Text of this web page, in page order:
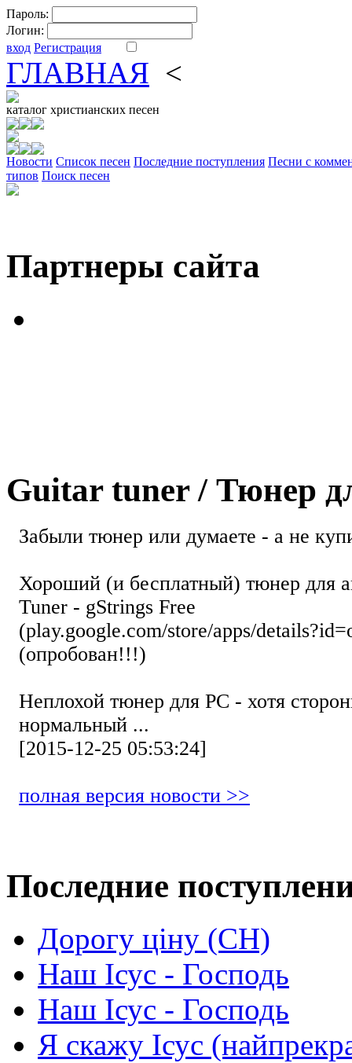
Пароль:
Логин:
вход Регистрация
ГЛАВНАЯ <
каталог христианских песен
Новости Cписок песен Последние поступления Песни с
типов Поиск песен
Партнеры сайта
Guitar tuner / Тюнер
Забыли тюнер или думаете - а не
Хороший (и бесплатный) тюнер для
Tuner - gStrings Free
(play.google.com/store/apps/
(опробован!!!)
Неплохой тюнер для РС - хотя
нормальный ...
[2015-12-25 05:53:24]
полная версия новости >>
Последние
Дорогу ціну (СН)
Наш Ісус - Господь
Наш Ісус - Господь
Я скажу Ісус